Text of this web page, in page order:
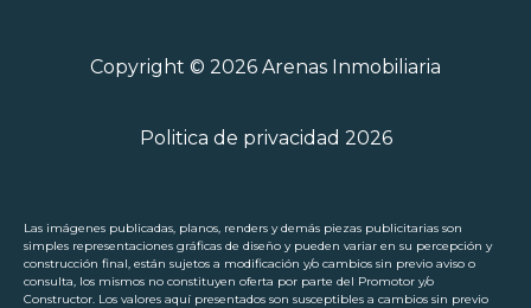
Copyright © 2026 Arenas Inmobiliaria
Politica de privacidad 2026
Las imágenes publicadas, planos, renders y demás piezas publicitarias son
simples representaciones gráficas de diseño y pueden variar en su percepción y
construcción final, están sujetos a modificación y/o cambios sin previo aviso o
consulta, los mismos no constituyen oferta por parte del Promotor y/o
Constructor. Los valores aquí presentados son susceptibles a cambios sin previo